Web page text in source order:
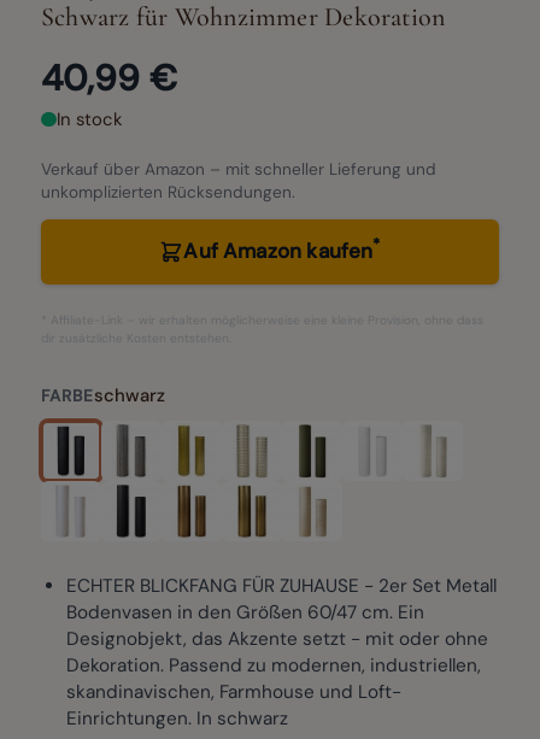
Schwarz für Wohnzimmer Dekoration
40,99 €
In stock
Verkauf über Amazon – mit schneller Lieferung und
unkomplizierten Rücksendungen.
Auf Amazon kaufen*
* Affiliate-Link – wir erhalten möglicherweise eine kleine Provision, ohne dass
dir zusätzliche Kosten entstehen.
FARBEschwarz
ECHTER BLICKFANG FÜR ZUHAUSE - 2er Set Metall
Bodenvasen in den Größen 60/47 cm. Ein
Designobjekt, das Akzente setzt - mit oder ohne
Dekoration. Passend zu modernen, industriellen,
skandinavischen, Farmhouse und Loft-
Einrichtungen. In schwarz